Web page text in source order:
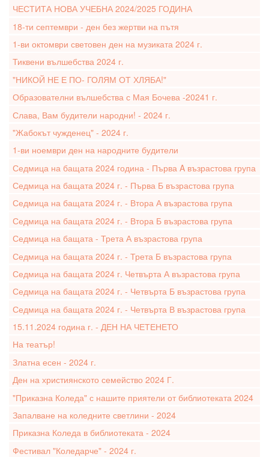
ЧЕСТИТА НОВА УЧЕБНА 2024/2025 ГОДИНА
18-ти септември - ден без жертви на пътя
1-ви октомври световен ден на музиката 2024 г.
Тиквени вълшебства 2024 г.
"НИКОЙ НЕ Е ПО- ГОЛЯМ ОТ ХЛЯБА!"
Образователни вълшебства с Мая Бочева -20241 г.
Слава, Вам будители народни! - 2024 г.
"Жабокът чужденец" - 2024 г.
1-ви ноември ден на народните будители
Седмица на бащата 2024 година - Първа A възрастова група
Седмица на бащата 2024 г. - Първа Б възрастова група
Седмица на бащата 2024 г. - Втора А възрастова група
Седмица на бащата 2024 г. - Втора Б възрастова група
Седмица на бащата - Трета А възрастова група
Седмица на бащата 2024 г. - Трета Б възрастова група
Седмица на бащата 2024 г. Четвърта А възрастова група
Седмица на бащата 2024 г. - Четвърта Б възрастова група
Седмица на бащата 2024 г. - Четвърта В възрастова група
15.11.2024 година г. - ДЕН НА ЧЕТЕНЕТО
На театър!
Златна есен - 2024 г.
Ден на християнското семейство 2024 Г.
"Приказна Коледа" с нашите приятели от библиотеката 2024
Запалване на коледните светлини - 2024
Приказна Коледа в библиотеката - 2024
Фестивал "Коледарче" - 2024 г.